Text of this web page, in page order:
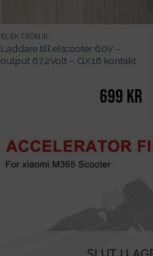
ELEKTRONIK
Laddare till elscooter 60V –
output 67,2Volt – GX16 kontakt
699 kr